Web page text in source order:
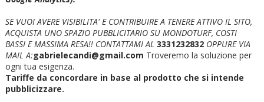
SE VUOI AVERE VISIBILITA' E CONTRIBUIRE A TENERE ATTIVO IL SITO,
ACQUISTA UNO SPAZIO PUBBLICITARIO SU MONDOTURF, COSTI
BASSI E MASSIMA RESA!! CONTATTAMI AL 3331232832 OPPURE VIA
MAIL A:gabrielecandi@gmail.com Troveremo la soluzione per
ogni tua esigenza.
Tariffe da concordare in base al prodotto che si intende
pubblicizzare.